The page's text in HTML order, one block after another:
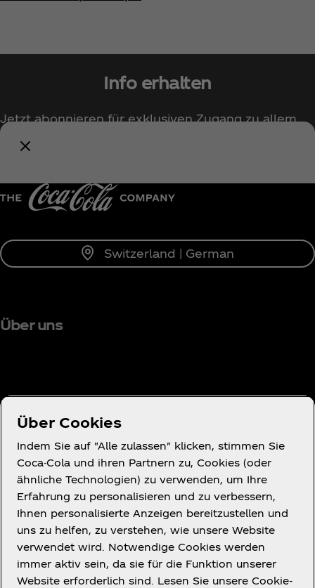
Info erhalten
Jetzt abonnieren für exklusiven Zugang zu allem
rund um Coca‑Cola!
Switzerland | German
Über uns
Brauchst du Hilfe?
Nutzungsbedingungen
Datenschutzerklärung für Verbraucher
Cookie-Hinweis
Cookies-Einstellungen
Erklärung zur Barrierefreiheit
Über Cookies
Indem Sie auf "Alle zulassen" klicken, stimmen Sie
Coca-Cola und ihren Partnern zu, Cookies (oder
ähnliche Technologien) zu verwenden, um Ihre
Erfahrung zu personalisieren und zu verbessern,
Ihnen personalisierte Anzeigen bereitzustellen und
uns zu helfen, zu verstehen, wie unsere Website
verwendet wird. Notwendige Cookies werden
immer aktiv sein, da sie für die Funktion unserer
Website erforderlich sind. Lesen Sie unsere Cookie-